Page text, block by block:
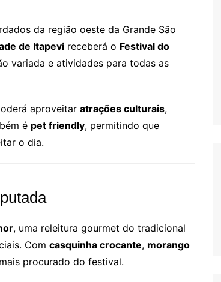
da região oeste da Grande São
de Itapevi receberá o Festival do
variada e atividades para todas as
aproveitar atrações culturais,
é pet friendly, permitindo que
o dia.
, uma releitura gourmet do tradicional
Com casquinha crocante, morango
procurado do festival.